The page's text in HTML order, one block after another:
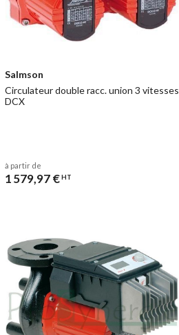
Salmson
Circulateur double racc. union 3 vitesses
DCX
à partir de
1 579,97 €HT